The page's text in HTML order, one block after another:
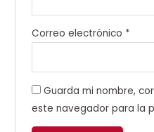
Correo electrónico *
Guarda mi nombre,
este navegador para la